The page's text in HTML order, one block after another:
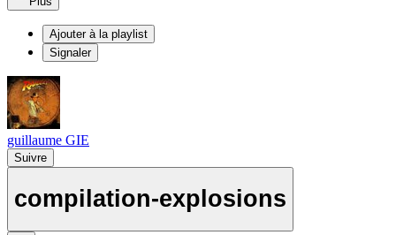
Ajouter à la playlist
Signaler
guillaume GIE
Suivre
compilation-explosions